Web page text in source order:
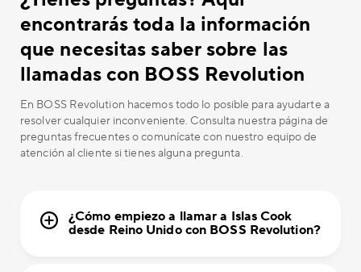
encontrarás toda la información
que necesitas saber sobre las
llamadas con BOSS Revolution
En BOSS Revolution hacemos todo lo posible para ayudarte a
resolver cualquier inconveniente. Consulta nuestra página de
preguntas frecuentes o comunícate con nuestro equipo de
atención al cliente si tienes alguna pregunta.
¿Cómo empiezo a llamar a Islas Cook
desde Reino Unido con BOSS Revolution?